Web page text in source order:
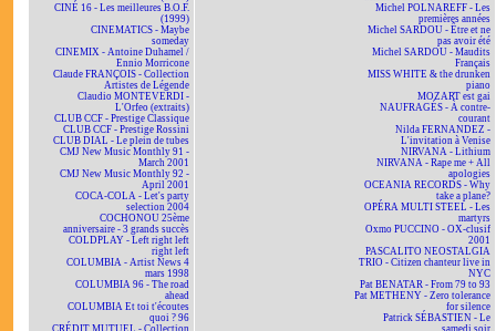
CINÉ 16 - Les meilleures B.O.F.
(1999)
CINEMATICS - Maybe
someday
CINEMIX - Antoine Duhamel /
Ennio Morricone
Claude FRANÇOIS - Collection
Artistes de Légende
Claudio MONTEVERDI -
L'Orfeo (extraits)
CLUB CCF - Prestige Classique
CLUB CCF - Prestige Rossini
CLUB DIAL - Le plein de tubes
CMJ New Music Monthly 91 -
March 2001
CMJ New Music Monthly 92 -
April 2001
COCA-COLA - Let's party
selection 2004
COCHONOU 25ème
anniversaire - 3 grands succès
COLDPLAY - Left right left
right left
COLUMBIA - Artist News 4
mars 1998
COLUMBIA 96 - The road
ahead
COLUMBIA Et toi t'écoutes
quoi ? 96
CRÉDIT MUTUEL - Collection
Michel POLNAREFF - Les
premières années
Michel SARDOU - Être et ne
pas avoir été
Michel SARDOU - Maudits
Français
MISS WHITE & the drunken
piano
MOZART est gai
NAUFRAGÉS - À contre-
courant
Nilda FERNANDEZ -
L'invitation à Venise
NIRVANA - Lithium
NIRVANA - Rape me + All
apologies
OCEANIA RECORDS - Why
take a plane?
OPÉRA MULTI STEEL - Les
martyrs
Oxmo PUCCINO - OX-clusif
2001
PASCALITO NEOSTALGIA
TRIO - Citizen chanteur live in
NYC
Pat BENATAR - From 79 to 93
Pat METHENY - Zero tolerance
for silence
Patrick SÉBASTIEN - Le
samedi soir